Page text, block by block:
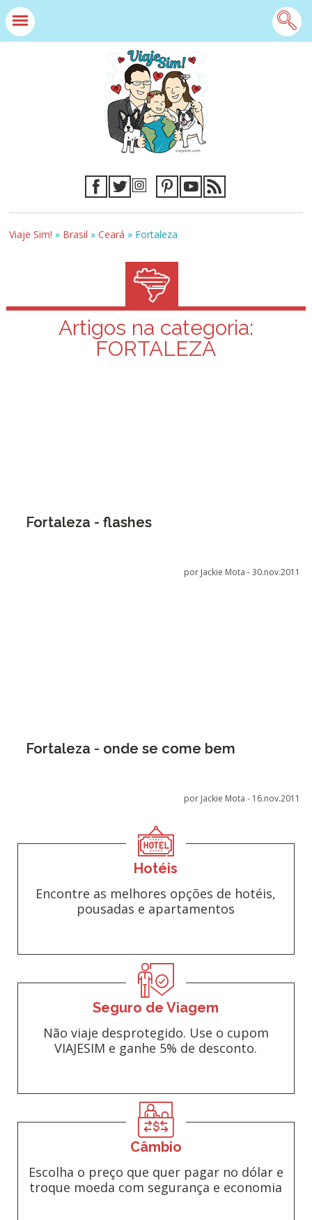
Viaje Sim! » Brasil »Ceará » Fortaleza
Artigos na categoria:
FORTALEZA
Fortaleza - flashes
por Jackie Mota -30.nov.2011
Fortaleza - onde se come bem
por Jackie Mota - 16.nov.2011
Hotéis
Encontre as melhores opções de hotéis,
pousadas e apartamentos
Seguro de Viagem
Não viaje desprotegido. Use o cupom
VIAJESIM e ganhe 5% de desconto.
Câmbio
Escolha o preço que quer pagar no dólar e
troque moeda com segurança e economia